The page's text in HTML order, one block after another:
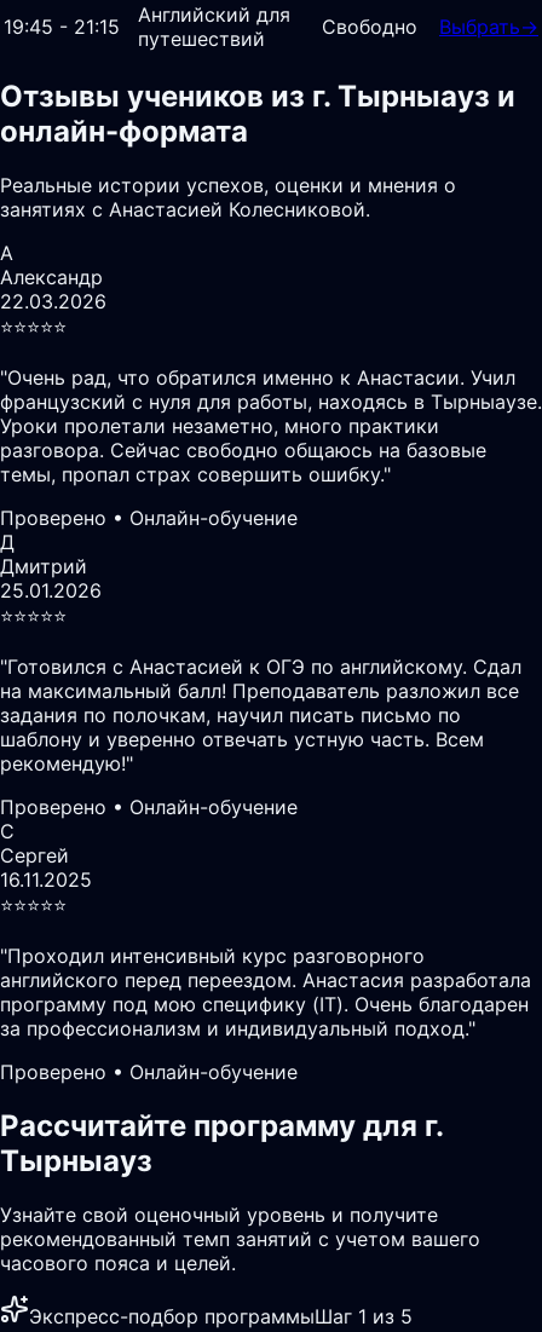
19:45 - 21:15
Английский для
путешествий
Свободно Выбрать→
Отзывы учеников из г. Тырныауз и
онлайн-формата
Реальные истории успехов, оценки и мнения о
занятиях с Анастасией Колесниковой.
А
Александр
22.03.2026
⭐️⭐️⭐️⭐️⭐️
"Очень рад, что обратился именно к Анастасии. Учил
французский с нуля для работы, находясь в Тырныаузе.
Уроки пролетали незаметно, много практики
разговора. Сейчас свободно общаюсь на базовые
темы, пропал страх совершить ошибку."
Проверено • Онлайн-обучение
Д
Дмитрий
25.01.2026
⭐️⭐️⭐️⭐️⭐️
"Готовился с Анастасией к ОГЭ по английскому. Сдал
на максимальный балл! Преподаватель разложил все
задания по полочкам, научил писать письмо по
шаблону и уверенно отвечать устную часть. Всем
рекомендую!"
Проверено • Онлайн-обучение
С
Сергей
16.11.2025
⭐️⭐️⭐️⭐️⭐️
"Проходил интенсивный курс разговорного
английского перед переездом. Анастасия разработала
программу под мою специфику (IT). Очень благодарен
за профессионализм и индивидуальный подход."
Проверено • Онлайн-обучение
Рассчитайте программу для г.
Тырныауз
Узнайте свой оценочный уровень и получите
рекомендованный темп занятий с учетом вашего
часового пояса и целей.
Экспресс-подбор программыШаг 1 из 5